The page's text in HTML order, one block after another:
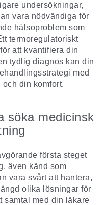
undersökningar,
vara nödvändiga för
hälsoproblem som
termoregulatoriskt
att kvantifiera din
tydlig diagnos kan din
med
din komfort.
söka medicinsk
första steget
även känd som
vara svårt att hantera,
olika lösningar för
samtal med din läkare